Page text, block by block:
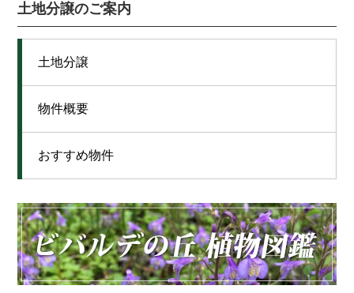
土地分譲のご案内
土地分譲
物件概要
おすすめ物件